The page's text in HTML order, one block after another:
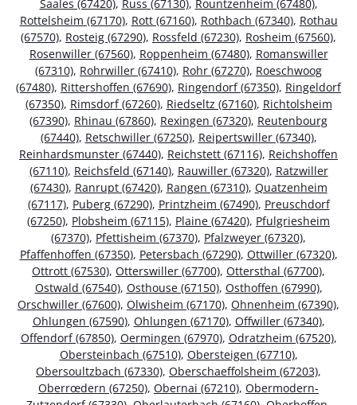
Saales (67420), Russ (67130), Rountzenheim (67480),
Rottelsheim (67170), Rott (67160), Rothbach (67340), Rothau
(67570), Rosteig (67290), Rossfeld (67230), Rosheim (67560),
Rosenwiller (67560), Roppenheim (67480), Romanswiller
(67310), Rohrwiller (67410), Rohr (67270), Roeschwoog
(67480), Rittershoffen (67690), Ringendorf (67350), Ringeldorf
(67350), Rimsdorf (67260), Riedseltz (67160), Richtolsheim
(67390), Rhinau (67860), Rexingen (67320), Reutenbourg
(67440), Retschwiller (67250), Reipertswiller (67340),
Reinhardsmunster (67440), Reichstett (67116), Reichshoffen
(67110), Reichsfeld (67140), Rauwiller (67320), Ratzwiller
(67430), Ranrupt (67420), Rangen (67310), Quatzenheim
(67117), Puberg (67290), Printzheim (67490), Preuschdorf
(67250), Plobsheim (67115), Plaine (67420), Pfulgriesheim
(67370), Pfettisheim (67370), Pfalzweyer (67320),
Pfaffenhoffen (67350), Petersbach (67290), Ottwiller (67320),
Ottrott (67530), Otterswiller (67700), Ottersthal (67700),
Ostwald (67540), Osthouse (67150), Osthoffen (67990),
Orschwiller (67600), Olwisheim (67170), Ohnenheim (67390),
Ohlungen (67590), Ohlungen (67170), Offwiller (67340),
Offendorf (67850), Oermingen (67970), Odratzheim (67520),
Obersteinbach (67510), Obersteigen (67710),
Obersoultzbach (67330), Oberschaeffolsheim (67203),
Oberrœdern (67250), Obernai (67210), Obermodern-